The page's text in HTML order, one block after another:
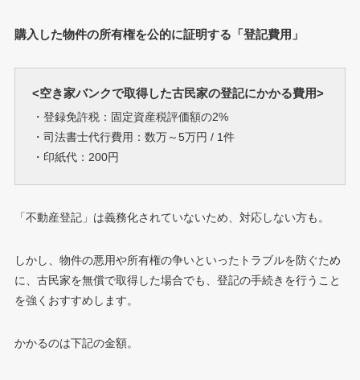
購入した物件の所有権を公的に証明する「登記費用」
<空き家バンクで取得した古民家の登記にかかる費用>
・登録免許税：固定資産税評価額の2%
・司法書士代行費用：数万～5万円 / 1件
・印紙代：200円
「不動産登記」は義務化されていないため、対応しない方も。
しかし、物件の悪用や所有権の争いといったトラブルを防ぐため
に、古民家を無償で取得した場合でも、登記の手続きを行うこと
を強くおすすめします。
かかるのは下記の金額。